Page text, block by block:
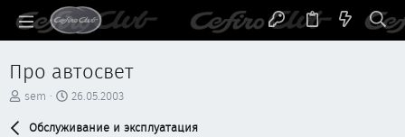
Про автосвет
А
sem
Д
т
26.05.2003
Обслуживание и эксплуатация